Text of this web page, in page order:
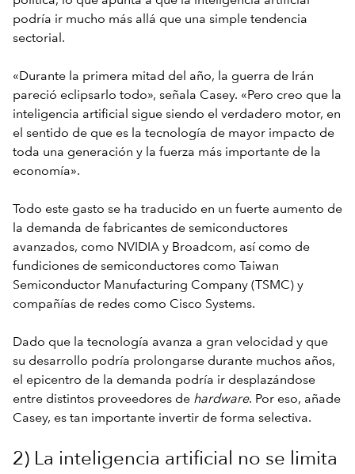
podría ir mucho más allá que una simple tendencia
sectorial.
«Durante la primera mitad del año, la guerra de Irán
pareció eclipsarlo todo», señala Casey. «Pero creo que la
inteligencia artificial sigue siendo el verdadero motor, en
el sentido de que es la tecnología de mayor impacto de
toda una generación y la fuerza más importante de la
economía».
Todo este gasto se ha traducido en un fuerte aumento de
la demanda de fabricantes de semiconductores
avanzados, como NVIDIA y Broadcom, así como de
fundiciones de semiconductores como Taiwan
Semiconductor Manufacturing Company (TSMC) y
compañías de redes como Cisco Systems.
Dado que la tecnología avanza a gran velocidad y que
su desarrollo podría prolongarse durante muchos años,
el epicentro de la demanda podría ir desplazándose
entre distintos proveedores de hardware. Por eso, añade
Casey, es tan importante invertir de forma selectiva.
2) La inteligencia artificial no se limita